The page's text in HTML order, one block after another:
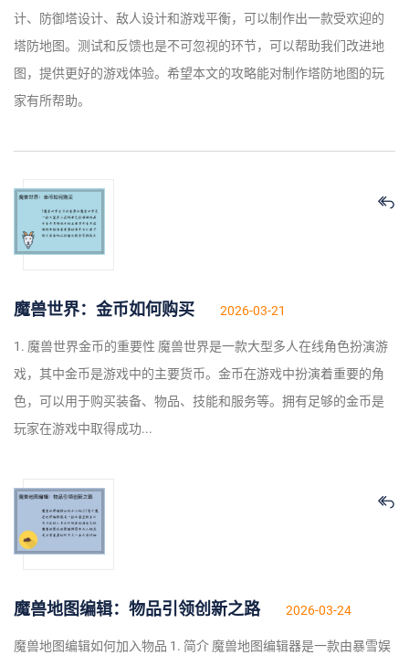
计、防御塔设计、敌人设计和游戏平衡，可以制作出一款受欢迎的
塔防地图。测试和反馈也是不可忽视的环节，可以帮助我们改进地
图，提供更好的游戏体验。希望本文的攻略能对制作塔防地图的玩
家有所帮助。
魔兽世界：金币如何购买 2026-03-21
1. 魔兽世界金币的重要性 魔兽世界是一款大型多人在线角色扮演游
戏，其中金币是游戏中的主要货币。金币在游戏中扮演着重要的角
色，可以用于购买装备、物品、技能和服务等。拥有足够的金币是
玩家在游戏中取得成功...
魔兽地图编辑：物品引领创新之路 2026-03-24
魔兽地图编辑如何加入物品 1. 简介 魔兽地图编辑器是一款由暴雪娱